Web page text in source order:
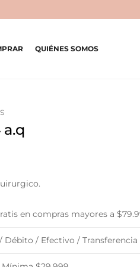
QUIÉNES SOMOS
a.q
en compras mayores a
Débito / Efectivo / Transferencia